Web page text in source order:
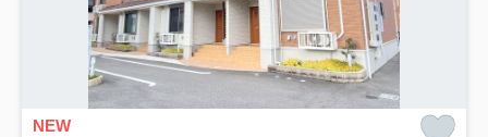
NEW